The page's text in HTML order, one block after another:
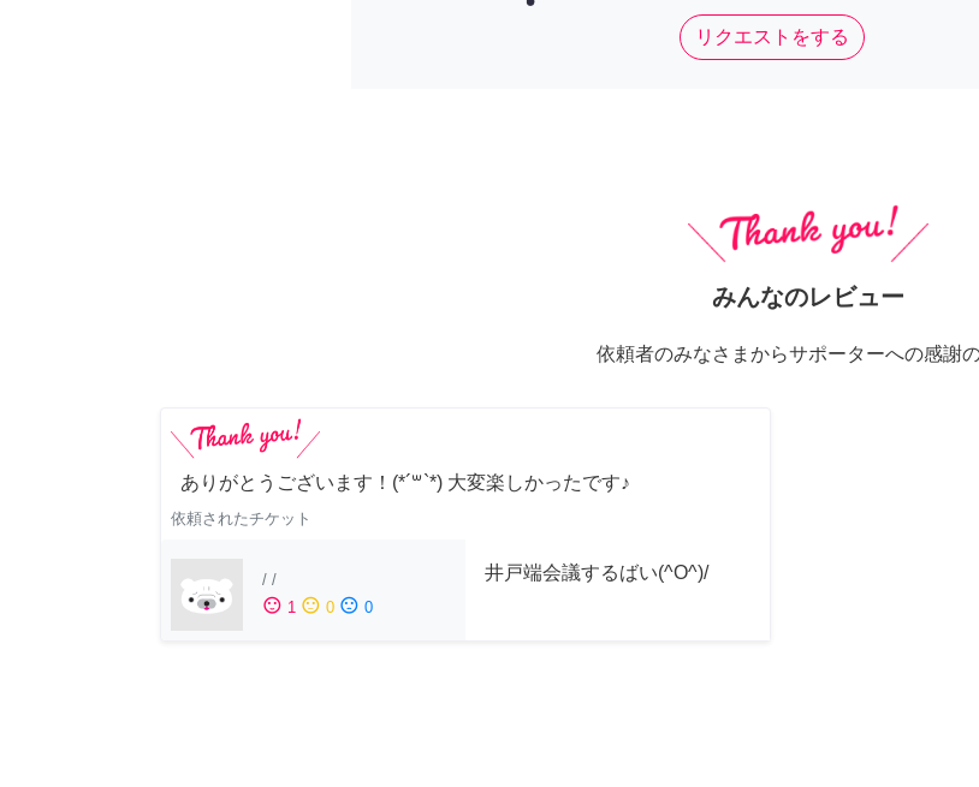
リクエストをする
みんなのレビュー
依頼者のみなさまからサポーターへの感謝
ありがとうございます！(*´꒳`*) 大変楽しかったです♪
依頼されたチケット
/ /
sentiment_satisfied 1 sentiment_neutral 0 sentiment_dissatisfied 0
井戸端会議するばい(^O^)/